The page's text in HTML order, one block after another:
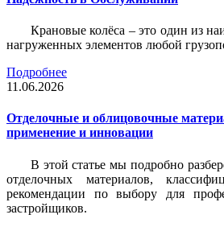
Крановые колёса – это один из
нагруженных элементов любой
Подробнее
11.06.2026
Отделочные и облицовочные
применение и инновации
В этой статье мы подробно
отделочных материалов,
рекомендации по выбору для
застройщиков.